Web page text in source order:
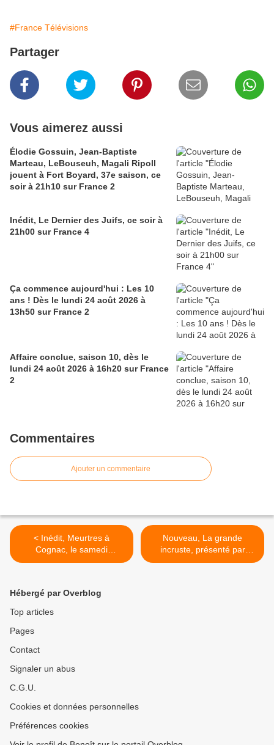
#France Télévisions
Partager
Vous aimerez aussi
Élodie Gossuin, Jean-Baptiste
Marteau, LeBouseuh, Magali Ripoll
jouent à Fort Boyard, 37e saison, ce
soir à 21h10 sur France 2
Inédit, Le Dernier des Juifs, ce soir à
21h00 sur France 4
Ça commence aujourd'hui : Les 10
ans ! Dès le lundi 24 août 2026 à
13h50 sur France 2
Affaire conclue, saison 10, dès le
lundi 24 août 2026 à 16h20 sur France
2
Commentaires
Ajouter un commentaire
< Inédit, Meurtres à
Cognac, le samedi
26/12/2020 à 21h05 sur
Nouveau, La grande
incruste, présenté par
Camille Combal, le samedi
Hébergé par Overblog
Top articles
Pages
Contact
Signaler un abus
C.G.U.
Cookies et données personnelles
Préférences cookies